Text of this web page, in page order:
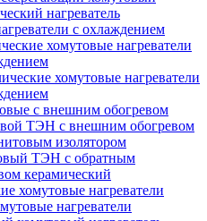
нагреватель
с охлаждением
хомутовые нагреватели
хомутовые нагреватели
с внешним обогревом
ТЭН с внешним обогревом
изолятором
ТЭН с обратным
керамический
хомутовые нагреватели
нагреватели